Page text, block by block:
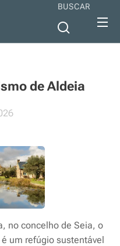
BUSCAR
de Aldeia
no concelho de Seia, o
um refúgio sustentável